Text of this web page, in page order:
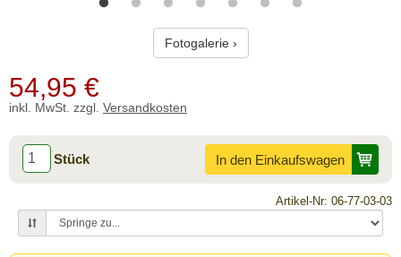
Fotogalerie ›
54,95 €
inkl. MwSt. zzgl. Versandkosten
Stück In den Einkaufswagen
Artikel-Nr: 06-77-03-03